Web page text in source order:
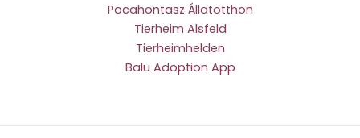
Pocahontasz Állatotthon
Tierheim Alsfeld
Tierheimhelden
Balu Adoption App